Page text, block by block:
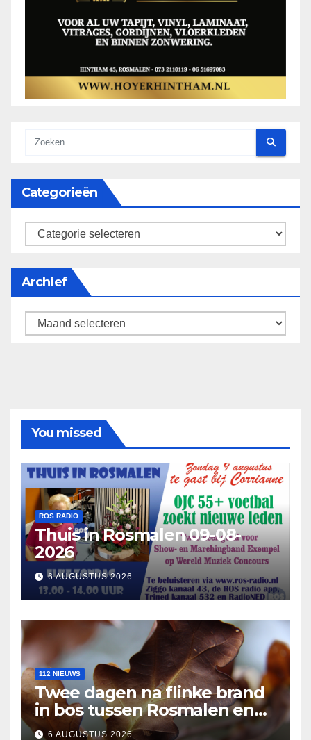
Categorieën
categorieën
Archief
Archief
You missed
ROS RADIO
Thuis in Rosmalen 09-08-
2026
6 AUGUSTUS 2026
112 NIEUWS
Twee dagen na flinke brand
in bos tussen Rosmalen en
Nuland
6 AUGUSTUS 2026